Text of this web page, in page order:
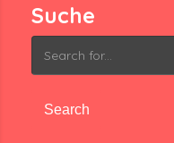
Suche
Search
for: